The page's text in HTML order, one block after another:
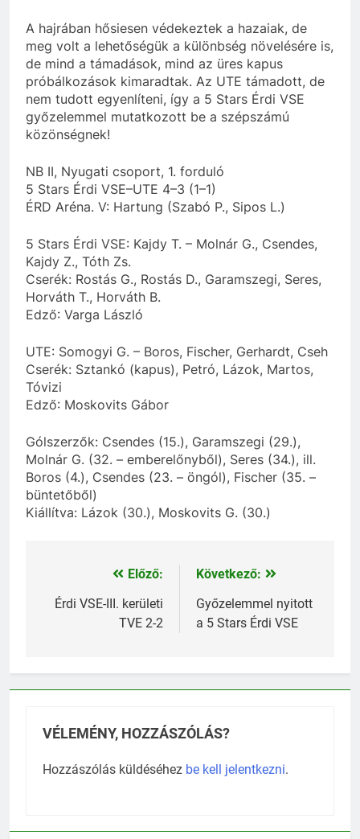
A hajrában hősiesen védekeztek a hazaiak, de
meg volt a lehetőségük a különbség növelésére is,
de mind a támadások, mind az üres kapus
próbálkozások kimaradtak. Az UTE támadott, de
nem tudott egyenlíteni, így a 5 Stars Érdi VSE
győzelemmel mutatkozott be a szépszámú
közönségnek!
NB II, Nyugati csoport, 1. forduló
5 Stars Érdi VSE–UTE 4–3 (1–1)
ÉRD Aréna. V: Hartung (Szabó P., Sipos L.)
5 Stars Érdi VSE: Kajdy T. – Molnár G., Csendes,
Kajdy Z., Tóth Zs.
Cserék: Rostás G., Rostás D., Garamszegi, Seres,
Horváth T., Horváth B.
Edző: Varga László
UTE: Somogyi G. – Boros, Fischer, Gerhardt, Cseh
Cserék: Sztankó (kapus), Petró, Lázok, Martos,
Tóvizi
Edző: Moskovits Gábor
Gólszerzők: Csendes (15.), Garamszegi (29.),
Molnár G. (32. – emberelőnyből), Seres (34.), ill.
Boros (4.), Csendes (23. – öngól), Fischer (35. –
büntetőből)
Kiállítva: Lázok (30.), Moskovits G. (30.)
Bejegyzés
navigáció
Előző:
Érdi VSE-III. kerületi
TVE 2-2
Következő:
Győzelemmel nyitott
a 5 Stars Érdi VSE
VÉLEMÉNY, HOZZÁSZÓLÁS?
Hozzászólás küldéséhez be kell jelentkezni.